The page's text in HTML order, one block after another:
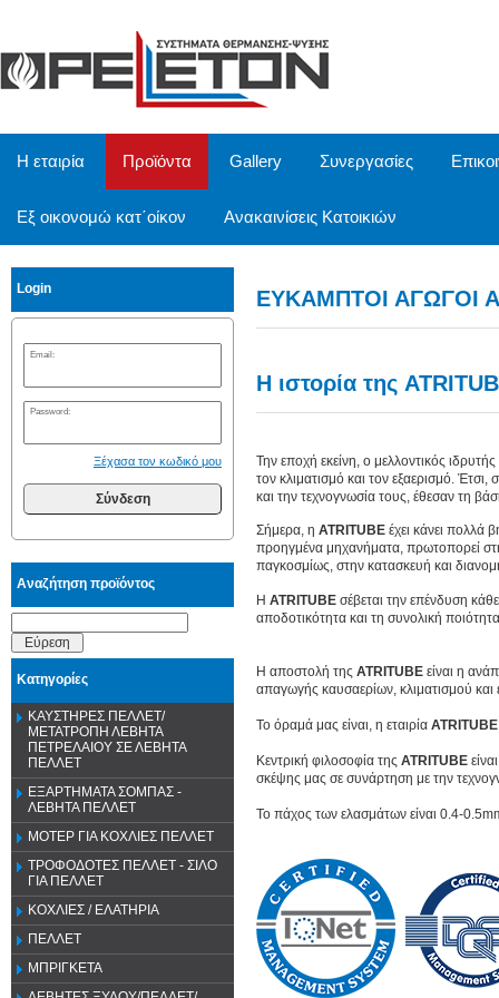
Η εταιρία Προϊόντα Gallery Συνεργασίες
Εξ οικονομώ κατ΄οίκον Ανακαινίσεις Κατοικιών
Login
Email:
Password:
Ξέχασα τον κωδικό μου
Σύνδεση
Αναζήτηση προϊόντος
Εύρεση
Κατηγορίες
ΚΑΥΣΤΗΡΕΣ ΠΕΛΛΕΤ/
ΜΕΤΑΤΡΟΠΗ ΛΕΒΗΤΑ
ΠΕΤΡΕΛΑΙΟΥ ΣΕ ΛΕΒΗΤΑ
ΠΕΛΛΕΤ
ΕΞΑΡΤΗΜΑΤΑ ΣΟΜΠΑΣ -
ΛΕΒΗΤΑ ΠΕΛΛΕΤ
ΜΟΤΕΡ ΓΙΑ ΚΟΧΛΙΕΣ ΠΕΛΛΕΤ
ΤΡΟΦΟΔΟΤΕΣ ΠΕΛΛΕΤ - ΣΙΛΟ
ΓΙΑ ΠΕΛΛΕΤ
ΚΟΧΛΙΕΣ / ΕΛΑΤΗΡΙΑ
ΠΕΛΛΕΤ
ΜΠΡΙΓΚΕΤΑ
ΕΥΚΑΜΠΤΟΙ ΑΓΩΓΟΙ
Η ιστορία της
Την εποχή εκείνη, ο μελλοντικός
τον κλιματισμό και τον εξαερισμό. Έτσι,
και την τεχνογνωσία τους, έθεσαν τη
Σήμερα, η ATRITUBE έχει κάνει πολλά
προηγμένα μηχανήματα, πρωτοπορεί
παγκοσμίως, στην κατασκευή και
Η ATRITUBE σέβεται την επένδυση
αποδοτικότητα και τη συνολική
Η αποστολή της ATRITUBE είναι η
απαγωγής καυσαερίων, κλιματισμού
Το όραμά μας είναι, η εταιρία ATRITUBE
Κεντρική φιλοσοφία της ATRITUBE
σκέψης μας σε συνάρτηση με την
Το πάχος των ελασμάτων είναι 0.4-